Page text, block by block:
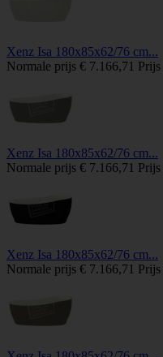
Xenz Isa 180x85x62/76 cm...
Normale prijs € 7.166,71 Prijs
Xenz Isa 180x85x62/76 cm...
Normale prijs € 7.166,71 Prijs
Xenz Isa 180x85x62/76 cm...
Normale prijs € 7.166,71 Prijs